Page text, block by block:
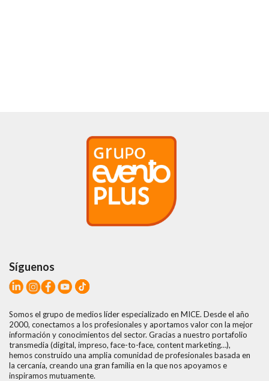
Síguenos
Somos el grupo de medios líder especializado en MICE. Desde el año
2000, conectamos a los profesionales y aportamos valor con la mejor
información y conocimientos del sector. Gracias a nuestro portafolio
transmedia (digital, impreso, face-to-face, content marketing…),
hemos construido una amplia comunidad de profesionales basada en
la cercanía, creando una gran familia en la que nos apoyamos e
inspiramos mutuamente.